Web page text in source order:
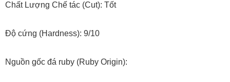
Chất Lượng Chế tác (Cut): Tốt
Độ cứng (Hardness): 9/10
Nguồn gốc đá ruby (Ruby Origin):